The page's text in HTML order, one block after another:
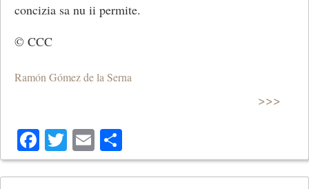
concizia sa nu ii permite.
© CCC
Ramón Gómez de la Serna
>>>
Facebook
Twitter
Email